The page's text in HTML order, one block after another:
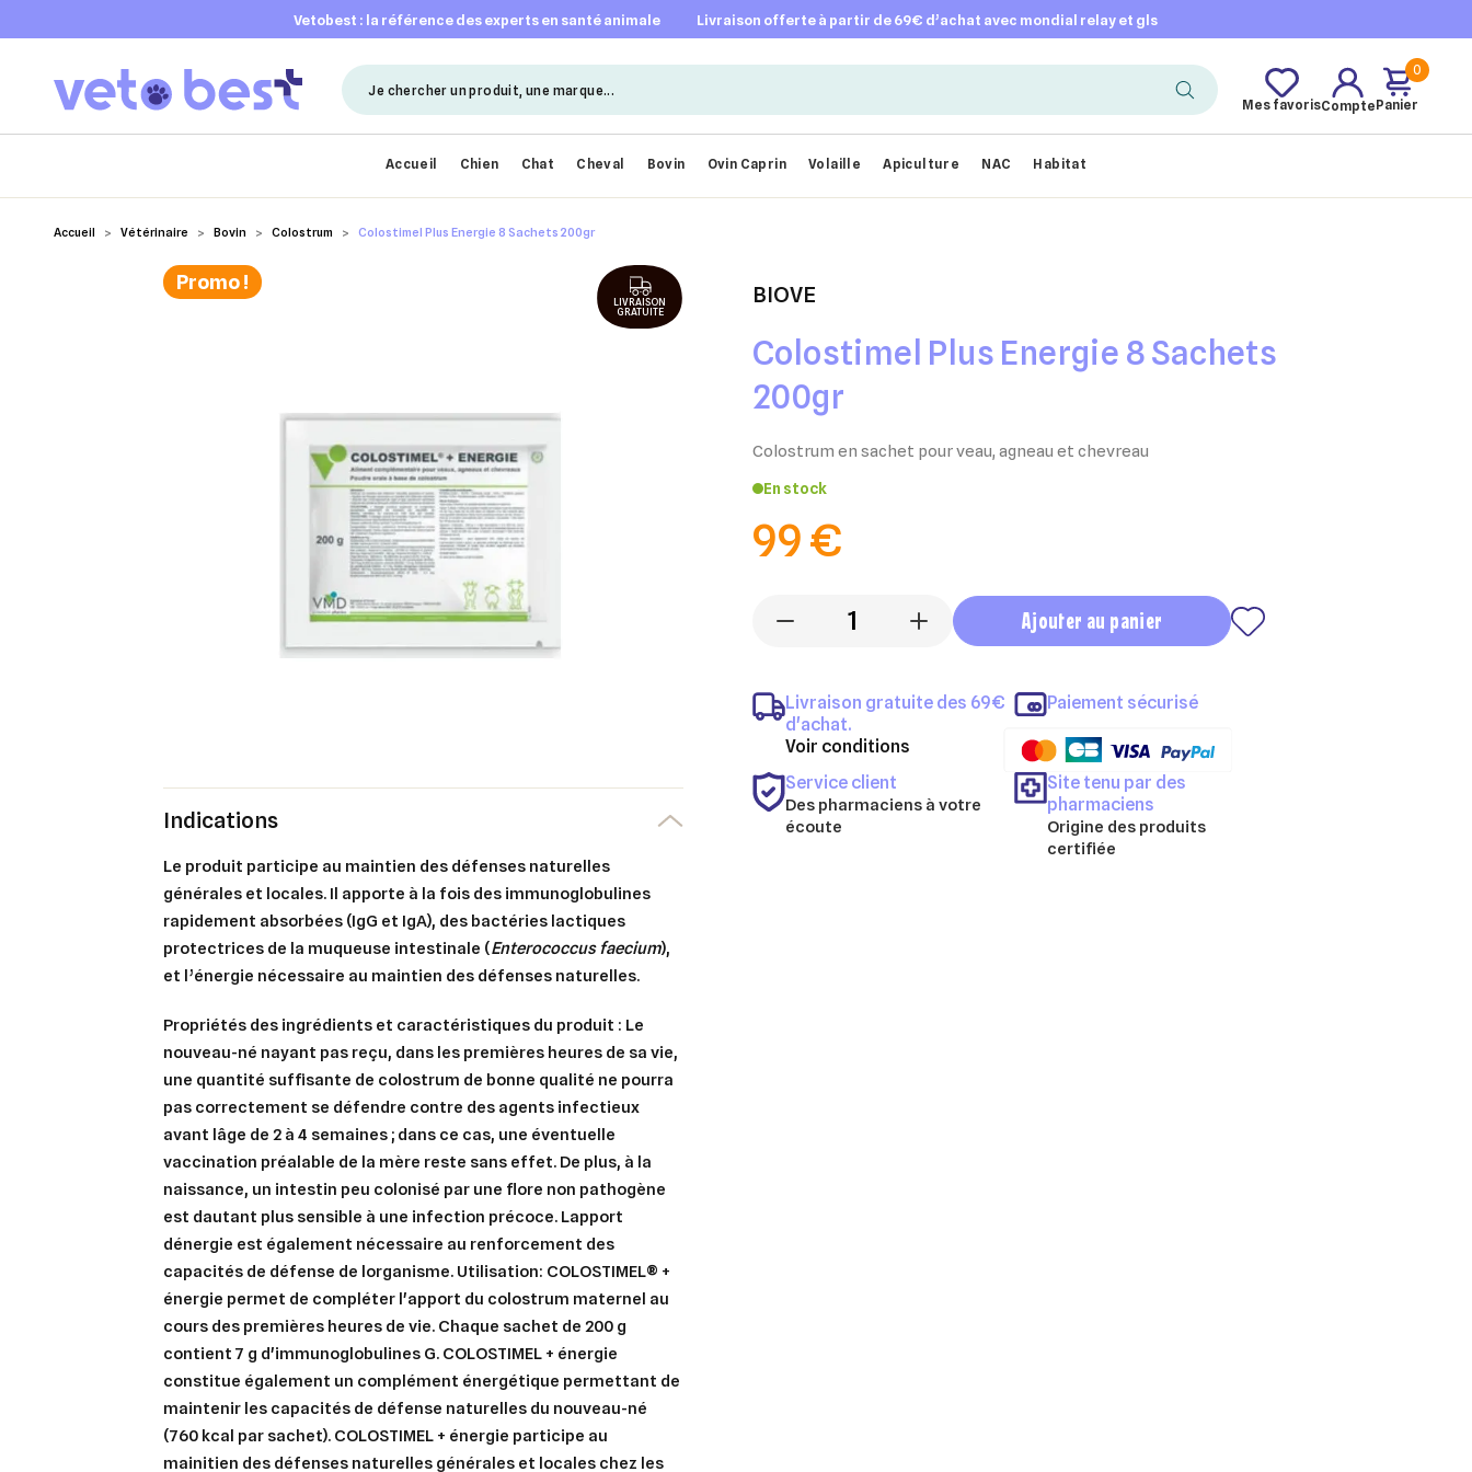
vetobest : la référence des experts en santé animale livraison offerte à partir de 69€ d’achat avec mondial relay et gls
Mes favorisCompte
0
Panier
Accueil Chien Chat Cheval Bovin Ovin Caprin Volaille Apiculture NAC Habitat
Accueil Vétérinaire Bovin Colostrum Colostimel Plus Energie 8 Sachets 200gr
BIOVE
Colostimel Plus Energie 8 Sachets
200gr
Colostrum en sachet pour veau, agneau et chevreau
En stock
99 €
- + Ajouter au panier
Livraison gratuite des 69€
d'achat.
Voir conditions
Paiement sécurisé
Service client
Des pharmaciens à votre
écoute
Site tenu par des
pharmaciens
Origine des produits
certifiée
Promo !
LIVRAISON
GRATUITE
Indications
Le produit participe au maintien des défenses naturelles
générales et locales. Il apporte à la fois des immunoglobulines
rapidement absorbées (IgG et IgA), des bactéries lactiques
protectrices de la muqueuse intestinale (Enterococcus faecium),
et l’énergie nécessaire au maintien des défenses naturelles.
Propriétés des ingrédients et caractéristiques du produit : Le
nouveau-né nayant pas reçu, dans les premières heures de sa vie,
une quantité suffisante de colostrum de bonne qualité ne pourra
pas correctement se défendre contre des agents infectieux
avant lâge de 2 à 4 semaines ; dans ce cas, une éventuelle
vaccination préalable de la mère reste sans effet. De plus, à la
naissance, un intestin peu colonisé par une flore non pathogène
est dautant plus sensible à une infection précoce. Lapport
dénergie est également nécessaire au renforcement des
capacités de défense de lorganisme. Utilisation: COLOSTIMEL® +
énergie permet de compléter l'apport du colostrum maternel au
cours des premières heures de vie. Chaque sachet de 200 g
contient 7 g d'immunoglobulines G. COLOSTIMEL + énergie
constitue également un complément énergétique permettant de
maintenir les capacités de défense naturelles du nouveau-né
(760 kcal par sachet). COLOSTIMEL + énergie participe au
mainitien des défenses naturelles générales et locales chez les